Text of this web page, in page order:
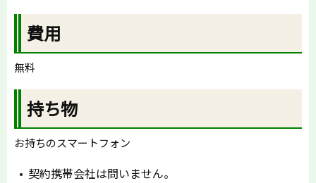
費用
無料
持ち物
お持ちのスマートフォン
契約携帯会社は問いません。